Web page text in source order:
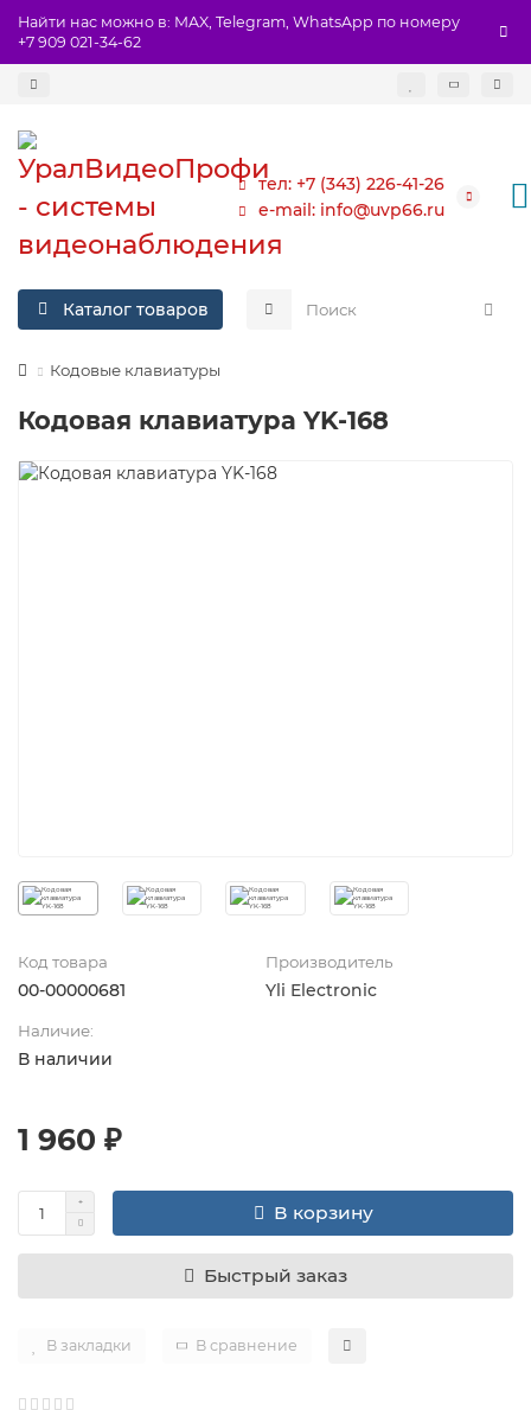
Найти нас можно в: MAX, Telegram, WhatsApp по номеру
+7 909 021-34-62
тел: +7 (343) 226-41-26
e-mail: info@uvp66.ru
Каталог товаров
Кодовые клавиатуры
Кодовая клавиатура YK-168
Код товара
00-00000681
Производитель
Yli Electronic
Наличие:
В наличии
1 960 ₽
В корзину
Быстрый заказ
В закладки В сравнение